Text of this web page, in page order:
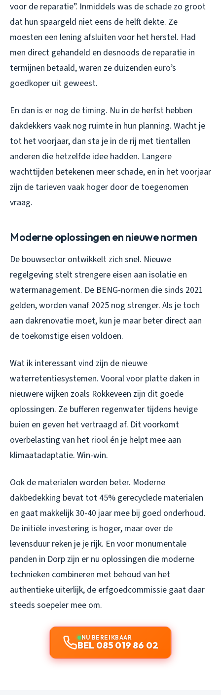
voor de reparatie”. Inmiddels was de schade zo groot
dat hun spaargeld niet eens de helft dekte. Ze
moesten een lening afsluiten voor het herstel. Had
men direct gehandeld en desnoods de reparatie in
termijnen betaald, waren ze duizenden euro’s
goedkoper uit geweest.
En dan is er nog de timing. Nu in de herfst hebben
dakdekkers vaak nog ruimte in hun planning. Wacht je
tot het voorjaar, dan sta je in de rij met tientallen
anderen die hetzelfde idee hadden. Langere
wachttijden betekenen meer schade, en in het voorjaar
zijn de tarieven vaak hoger door de toegenomen
vraag.
Moderne oplossingen en nieuwe normen
De bouwsector ontwikkelt zich snel. Nieuwe
regelgeving stelt strengere eisen aan isolatie en
watermanagement. De BENG-normen die sinds 2021
gelden, worden vanaf 2025 nog strenger. Als je toch
aan dakrenovatie moet, kun je maar beter direct aan
de toekomstige eisen voldoen.
Wat ik interessant vind zijn de nieuwe
waterretentiesystemen. Vooral voor platte daken in
nieuwere wijken zoals Rokkeveen zijn dit goede
oplossingen. Ze bufferen regenwater tijdens hevige
buien en geven het vertraagd af. Dit voorkomt
overbelasting van het riool én je helpt mee aan
klimaatadaptatie. Win-win.
Ook de materialen worden beter. Moderne
dakbedekking bevat tot 45% gerecyclede materialen
en gaat makkelijk 30-40 jaar mee bij goed onderhoud.
De initiële investering is hoger, maar over de
levensduur reken je je rijk. En voor monumentale
panden in Dorp zijn er nu oplossingen die moderne
technieken combineren met behoud van het
authentieke uiterlijk, de erfgoedcommissie gaat daar
steeds soepeler mee om.
NU BEREIKBAAR
BEL 085 019 86 02